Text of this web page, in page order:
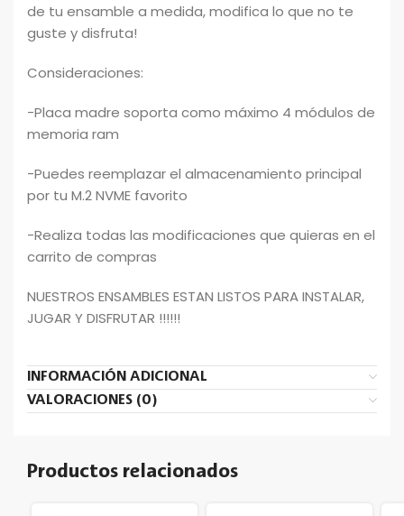
de tu ensamble a medida, modifica lo que no te
guste y disfruta!
Consideraciones:
-Placa madre soporta como máximo 4 módulos de
memoria ram
-Puedes reemplazar el almacenamiento principal
por tu M.2 NVME favorito
-Realiza todas las modificaciones que quieras en el
carrito de compras
NUESTROS ENSAMBLES ESTAN LISTOS PARA INSTALAR,
JUGAR Y DISFRUTAR !!!!!!
INFORMACIÓN ADICIONAL
VALORACIONES (0)
Productos relacionados